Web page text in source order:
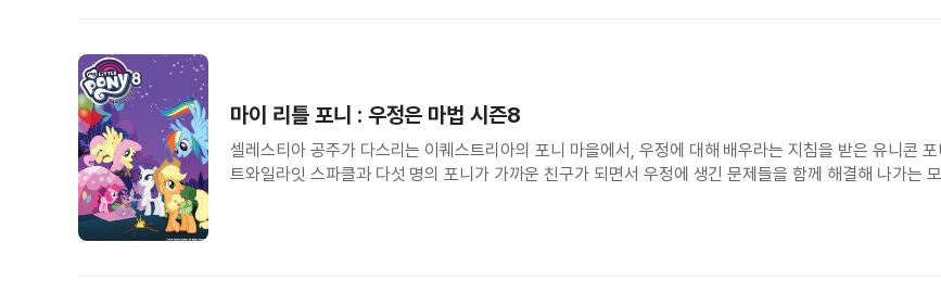
마이 리틀 포니 : 우정은 마법 시즌8
셀레스티아 공주가 다스리는 이퀘스트리아의 포니 마을에서, 우정에 대해 배우라는 지침을 받은 유니콘 포
트와일라잇 스파클과 다섯 명의 포니가 가까운 친구가 되면서 우정에 생긴 문제들을 함께 해결해 나가는